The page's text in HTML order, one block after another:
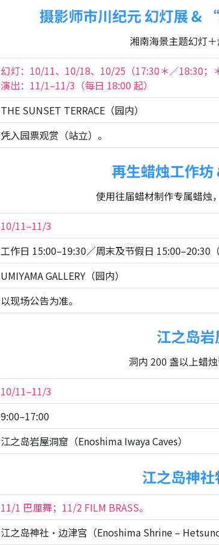
摄影师市川纪元 幻灯展
湘南海景主题幻灯＋
幻灯：10/11、10/18、10/25（17:30＊／18:30；
演出：11/1–11/3（每日 18:00 起）
THE SUNSET TERRACE（园内）
凭入园票观赏（站立）。
再生蜡烛工作
使用往届蜡材制作专属蜡烛
10/11–11/3
工作日 15:00–19:30／周末及节假日 15:00–20:30
UMIYAMA GALLERY（园内）
以现场公告为准。
江之岛
洞内 200 盏以上蜡烛
10/11–11/3
9:00–17:00
江之岛岩屋洞窟（Enoshima Iwaya Caves）
江之岛神
11/1 巴厘舞；11/2 FILM BRASS。
江之岛神社・边津宫（Enoshima Shrine –